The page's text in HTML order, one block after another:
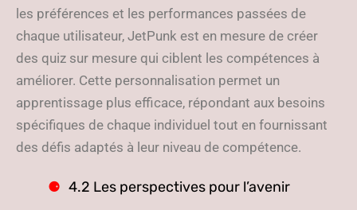
les préférences et les performances passées de
chaque utilisateur, JetPunk est en mesure de créer
des quiz sur mesure qui ciblent les compétences à
améliorer. Cette personnalisation permet un
apprentissage plus efficace, répondant aux besoins
spécifiques de chaque individuel tout en fournissant
des défis adaptés à leur niveau de compétence.
4.2 Les perspectives pour l’avenir